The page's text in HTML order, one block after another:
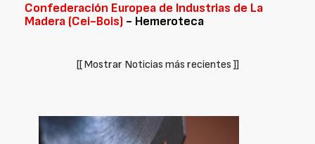
Confederación Europea de Industrias de La
Madera (Cei-Bois) - Hemeroteca
[[ Mostrar Noticias más recientes ]]